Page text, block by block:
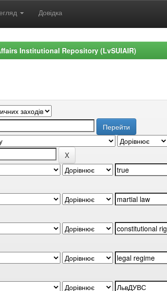
Довідка
Institutional Repository (LvSUIAIR)